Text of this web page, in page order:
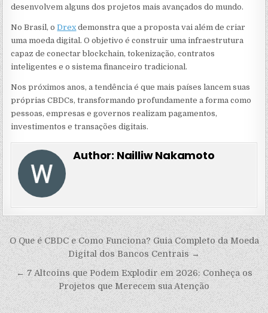
desenvolvem alguns dos projetos mais avançados do mundo.
No Brasil, oDrex demonstra que a proposta vai além de criar
uma moeda digital. O objetivo é construir uma infraestrutura
capaz de conectar blockchain, tokenização, contratos
inteligentes e o sistema financeiro tradicional.
Nos próximos anos, a tendência é que mais países lancem suas
próprias CBDCs, transformando profundamente a forma como
pessoas, empresas e governos realizam pagamentos,
investimentos e transações digitais.
Author: Nailliw Nakamoto
Navegação
de
Post
O Que é CBDC e Como Funciona? Guia Completo da Moeda
Digital dos Bancos Centrais →
← 7 Altcoins que Podem Explodir em 2026: Conheça os
Projetos que Merecem sua Atenção